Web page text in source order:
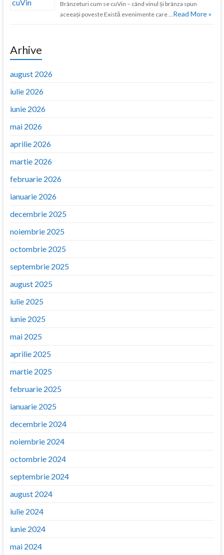
Brânzeturi cum se cuVin – când vinul și brânza spun
aceeași poveste Există evenimente care … Read More »
Arhive
august 2026
iulie 2026
iunie 2026
mai 2026
aprilie 2026
martie 2026
februarie 2026
ianuarie 2026
decembrie 2025
noiembrie 2025
octombrie 2025
septembrie 2025
august 2025
iulie 2025
iunie 2025
mai 2025
aprilie 2025
martie 2025
februarie 2025
ianuarie 2025
decembrie 2024
noiembrie 2024
octombrie 2024
septembrie 2024
august 2024
iulie 2024
iunie 2024
mai 2024